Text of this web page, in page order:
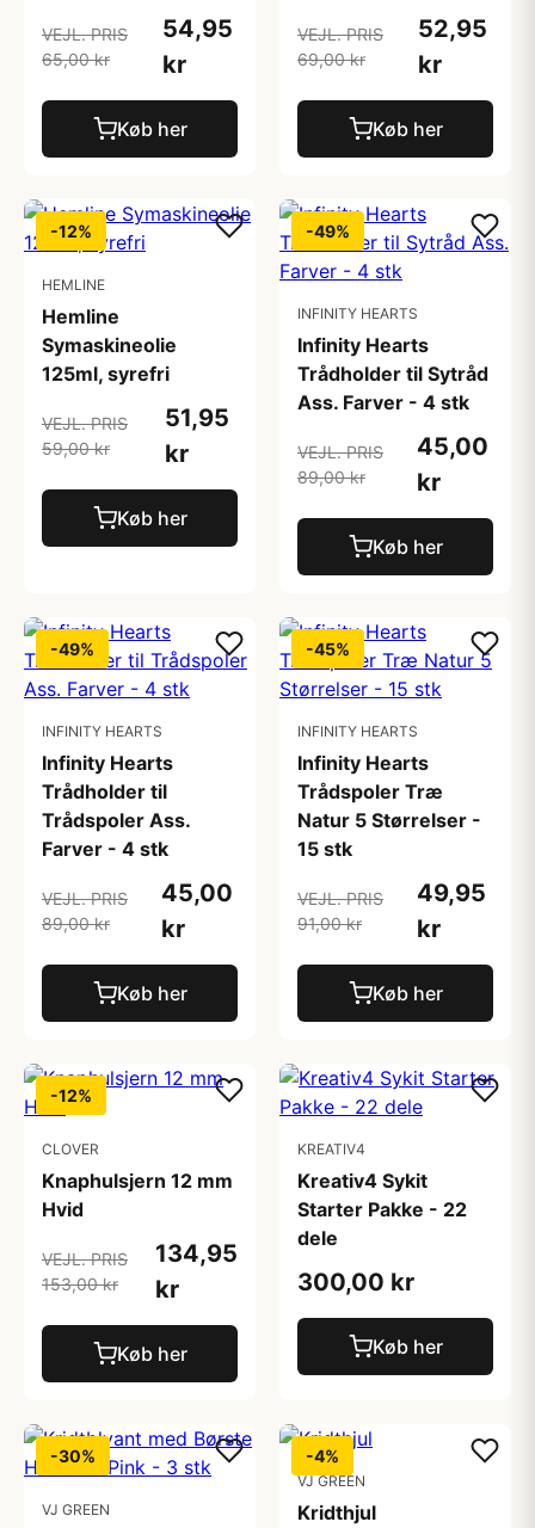
VEJL. PRIS
65,00 kr
54,95
kr
Køb her
VEJL. PRIS
69,00 kr
52,95
kr
Køb her
-12%
HEMLINE
Hemline
Symaskineolie
125ml, syrefri
VEJL. PRIS
59,00 kr
51,95
kr
Køb her
-49%
INFINITY HEARTS
Infinity Hearts
Trådholder til Sytråd
Ass. Farver - 4 stk
VEJL. PRIS
89,00 kr
45,00
kr
Køb her
-49%
INFINITY HEARTS
Infinity Hearts
Trådholder til
Trådspoler Ass.
Farver - 4 stk
VEJL. PRIS
89,00 kr
45,00
kr
Køb her
-45%
INFINITY HEARTS
Infinity Hearts
Trådspoler Træ
Natur 5 Størrelser -
15 stk
VEJL. PRIS
91,00 kr
49,95
kr
Køb her
-12%
CLOVER
Knaphulsjern 12 mm
Hvid
VEJL. PRIS
153,00 kr
134,95
kr
Køb her
KREATIV4
Kreativ4 Sykit
Starter Pakke - 22
dele
300,00 kr
Køb her
-30%
VJ GREEN
-4%
VJ GREEN
Kridthjul